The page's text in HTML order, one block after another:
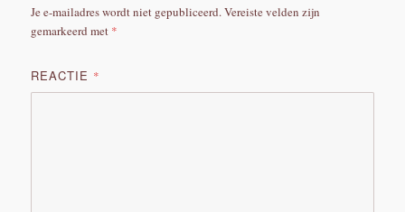
Je e-mailadres wordt niet gepubliceerd.Vereiste velden zijn
gemarkeerd met *
REACTIE *